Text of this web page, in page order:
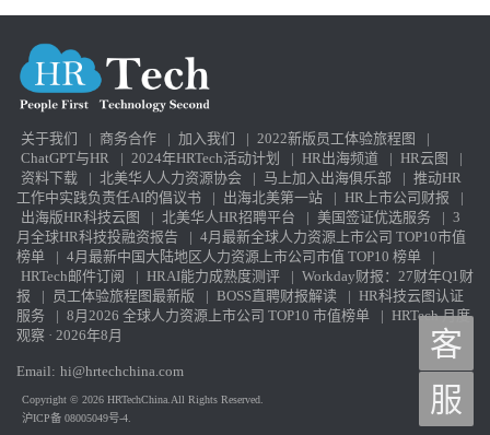
关于我们 | 商务合作 | 加入我们 | 2022新版员工体验旅程图
|
ChatGPT与HR
| 2024年HRTech活动计划 | HR出海频道 | HR云图
|
资料下载
| 北美华人人力资源协会 | 马上加入出海俱乐部 | 推动HR
工作中实践负责任AI的倡议书
| 出海北美第一站 | HR上市公司财报
|
出海版HR科技云图
| 北美华人HR招聘平台 | 美国签证优选服务 | 3
月全球HR科技投融资报告
| 4月最新全球人力资源上市公司 TOP10市值
榜单
| 4月最新中国大陆地区人力资源上市公司市值 TOP10 榜单
|
HRTech邮件订阅
| HRAI能力成熟度测评 | Workday财报：27财年Q1财
报
| 员工体验旅程图最新版 | BOSS直聘财报解读 | HR科技云图认证
服务
| 8月2026 全球人力资源上市公司 TOP10 市值榜单 | HRTech 月度
观察 · 2026年8月
Email: hi@hrtechchina.com
Copyright © 2026 HRTechChina.All Rights Reserved.
沪ICP备 08005049号-4.
客
服